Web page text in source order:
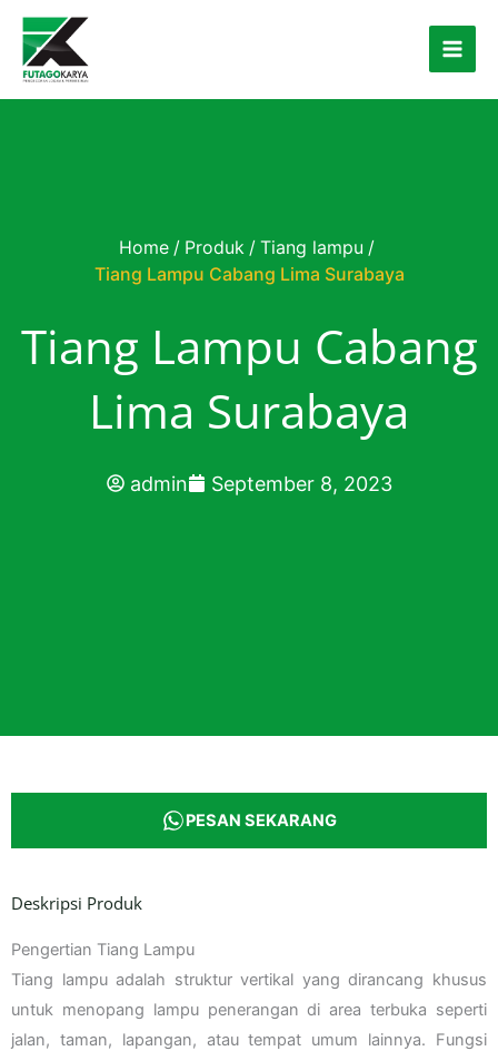
Skip to content
Home / Produk / Tiang lampu /
Tiang Lampu Cabang Lima Surabaya
Tiang Lampu Cabang
Lima Surabaya
admin September 8, 2023
PESAN SEKARANG
Deskripsi Produk
Pengertian Tiang Lampu
Tiang lampu adalah struktur vertikal yang dirancang khusus
untuk menopang lampu penerangan di area terbuka seperti
jalan, taman, lapangan, atau tempat umum lainnya. Fungsi